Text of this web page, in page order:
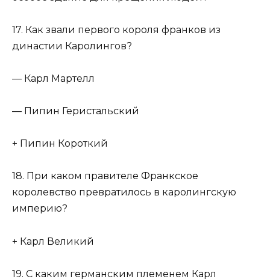
17. Как звали первого короля франков из
династии Каролингов?
— Карл Мартелл
— Пипин Геристальский
+ Пипин Короткий
18. При каком правителе Франкское
королевство превратилось в каролингскую
империю?
+ Карл Великий
19. С каким германским племенем Карл